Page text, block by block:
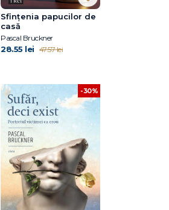
Sfințenia papucilor de
casă
Pascal Bruckner
28.55 lei 47.57 lei
-30%